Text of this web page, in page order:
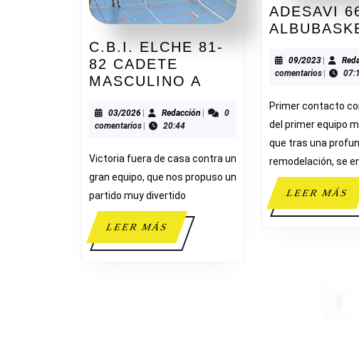
C.B.I. ELCHE 81-
82 CADETE
MASCULINO A
81-
MASCULINO
A
03/202603/2026RedacciónRedacción
0
comentarios
20:44
Victoria fuera de casa contra un
gran equipo, que nos propuso un
partido muy divertido
LEER MÁSLEER
MÁS
ADESAVI
09/202309/2023
comentarios
Primer contacto
del primer equipo
que tras una
remodelación, se
LEER MÁS